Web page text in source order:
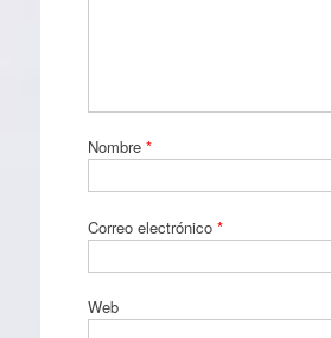
Nombre *
Correo electrónico *
Web